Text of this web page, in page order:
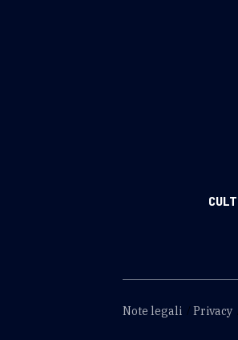
Note legali Privacy